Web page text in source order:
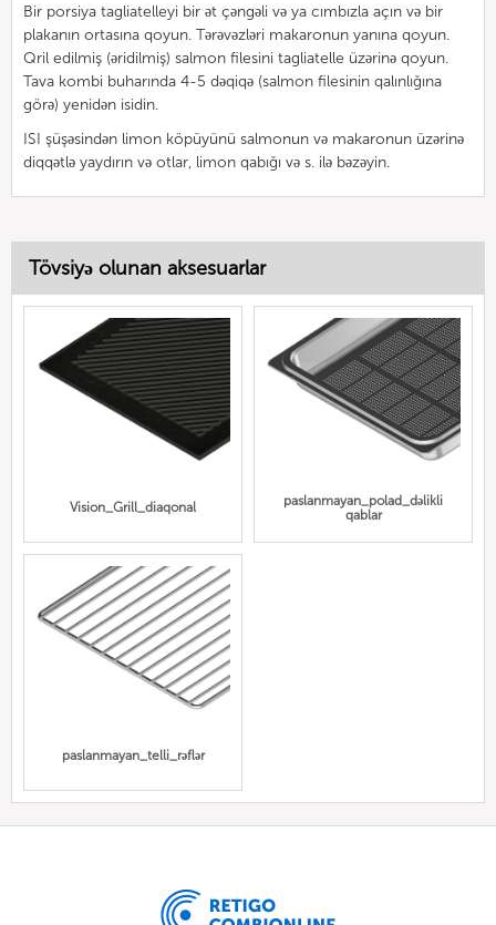
Bir porsiya tagliatelleyi bir ət çəngəli və ya cımbızla açın və bir
plakanın ortasına qoyun. Tərəvəzləri makaronun yanına qoyun.
Qril edilmiş (əridilmiş) salmon filesini tagliatelle üzərinə qoyun.
Tava kombi buharında 4-5 dəqiqə (salmon filesinin qalınlığına
görə) yenidən isidin.
ISI şüşəsindən limon köpüyünü salmonun və makaronun üzərinə
diqqətlə yaydırın və otlar, limon qabığı və s. ilə bəzəyin.
Tövsiyə olunan aksesuarlar
Vision_Grill_diaqonal
paslanmayan_polad_dəlikli
qablar
paslanmayan_telli_rəflər